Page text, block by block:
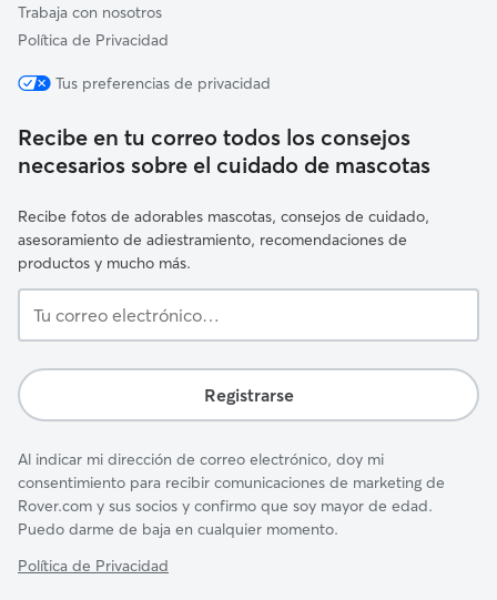
Trabaja con nosotros
Política de Privacidad
Tus preferencias de privacidad
Recibe en tu correo todos los consejos
necesarios sobre el cuidado de mascotas
Recibe fotos de adorables mascotas, consejos de cuidado,
asesoramiento de adiestramiento, recomendaciones de
productos y mucho más.
correo
Registrarse
Al indicar mi dirección de correo electrónico, doy mi
consentimiento para recibir comunicaciones de marketing de
Rover.com y sus socios y confirmo que soy mayor de edad.
Puedo darme de baja en cualquier momento.
Política de Privacidad